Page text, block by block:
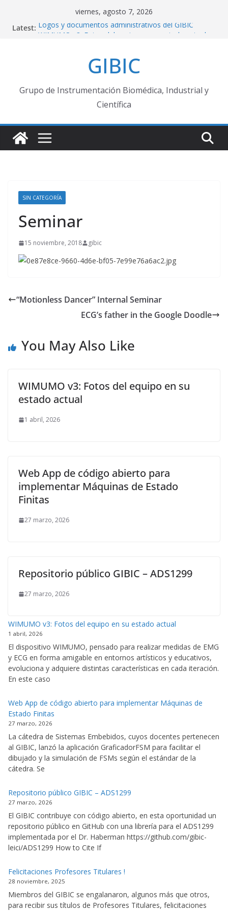
viernes, agosto 7, 2026
Latest: Logos y documentos administrativos del GIBIC
Máquinas de Estado Finitas
Repositorio público GIBIC – ADS1299
GIBIC
Grupo de Instrumentación Biomédica, Industrial y
Científica
SIN CATEGORÍA
Seminar
15 noviembre, 2018 gibic
“Motionless Dancer” Internal Seminar
ECG’s father in the Google Doodle
You May Also Like
WIMUMO v3: Fotos del equipo en su
estado actual
1 abril, 2026
Web App de código abierto para
implementar Máquinas de Estado
Finitas
27 marzo, 2026
Repositorio público GIBIC – ADS1299
27 marzo, 2026
WIMUMO v3: Fotos del equipo en su estado actual
1 abril, 2026
El dispositivo WIMUMO, pensado para realizar medidas de EMG
y ECG en forma amigable en entornos artísticos y educativos,
evoluciona y adquiere distintas características en cada iteración.
En este caso
Web App de código abierto para implementar Máquinas de
Estado Finitas
27 marzo, 2026
La cátedra de Sistemas Embebidos, cuyos docentes pertenecen
al GIBIC, lanzó la aplicación GraficadorFSM para facilitar el
dibujado y la simulación de FSMs según el estándar de la
cátedra. Se
Repositorio público GIBIC – ADS1299
27 marzo, 2026
El GIBIC contribuye con código abierto, en esta oportunidad un
repositorio público en GitHub con una librería para el ADS1299
implementada por el Dr. Haberman https://github.com/gibic-
leici/ADS1299 How to Cite If
Felicitaciones Profesores Titulares !
28 noviembre, 2025
Miembros del GIBIC se engalanaron, algunos más que otros,
para recibir sus títulos de Profesores Titulares, felicitaciones